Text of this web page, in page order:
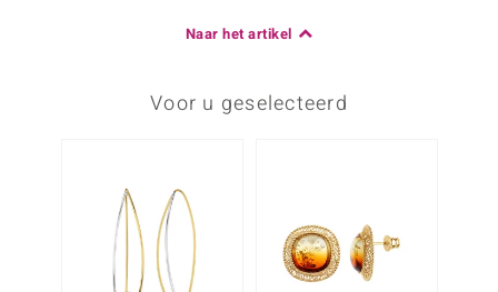
Naar het artikel
Voor u geselecteerd